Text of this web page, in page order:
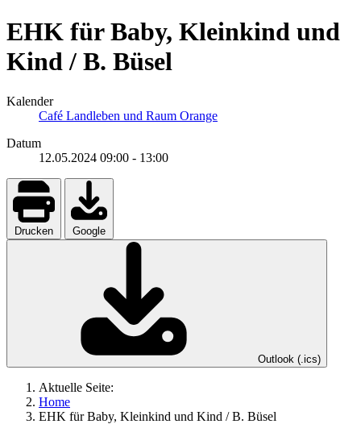
EHK für Baby, Kleinkind und
Kind / B. Büsel
Kalender
Café Landleben und Raum Orange
Datum
12.05.2024 09:00 - 13:00
Drucken Google
Outlook (.ics)
Aktuelle Seite:
Home
EHK für Baby, Kleinkind und Kind / B. Büsel